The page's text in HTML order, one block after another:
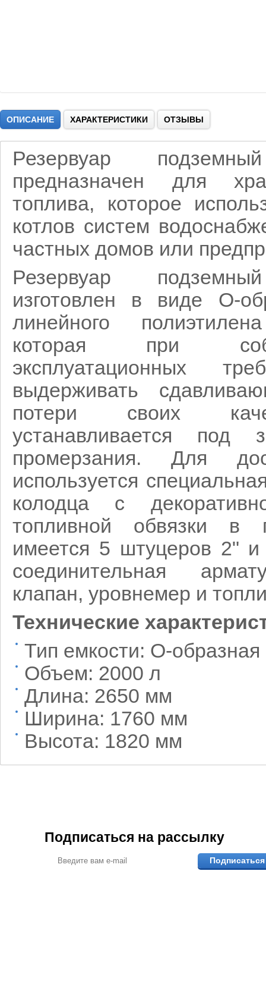
ОПИСАНИЕ ХАРАКТЕРИСТИКИ ОТЗЫВЫ
Резервуар
предназначен для
топлива, которое
котлов систем
частных домов или
Резервуар
изготовлен в виде О-
линейного
которая при
эксплуатационных
выдерживать
потери своих
устанавливается
промерзания. Для
используется
колодца с
топливной обвязки в
имеется 5 штуцеров 2"
соединительная
клапан, уровнемер и
Технические
Тип емкости: О-образная
Объем: 2000 л
Длина: 2650 мм
Ширина: 1760 мм
Высота: 1820 мм
Подписаться на рассылку
Подписаться